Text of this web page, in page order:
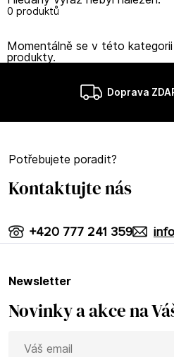
0 produktů
Momentálně se v této
produkty.
Doprava
Potřebujete poradit?
Kontaktujte nás
+420 777 241 359
newsletter
Novinky a akce na